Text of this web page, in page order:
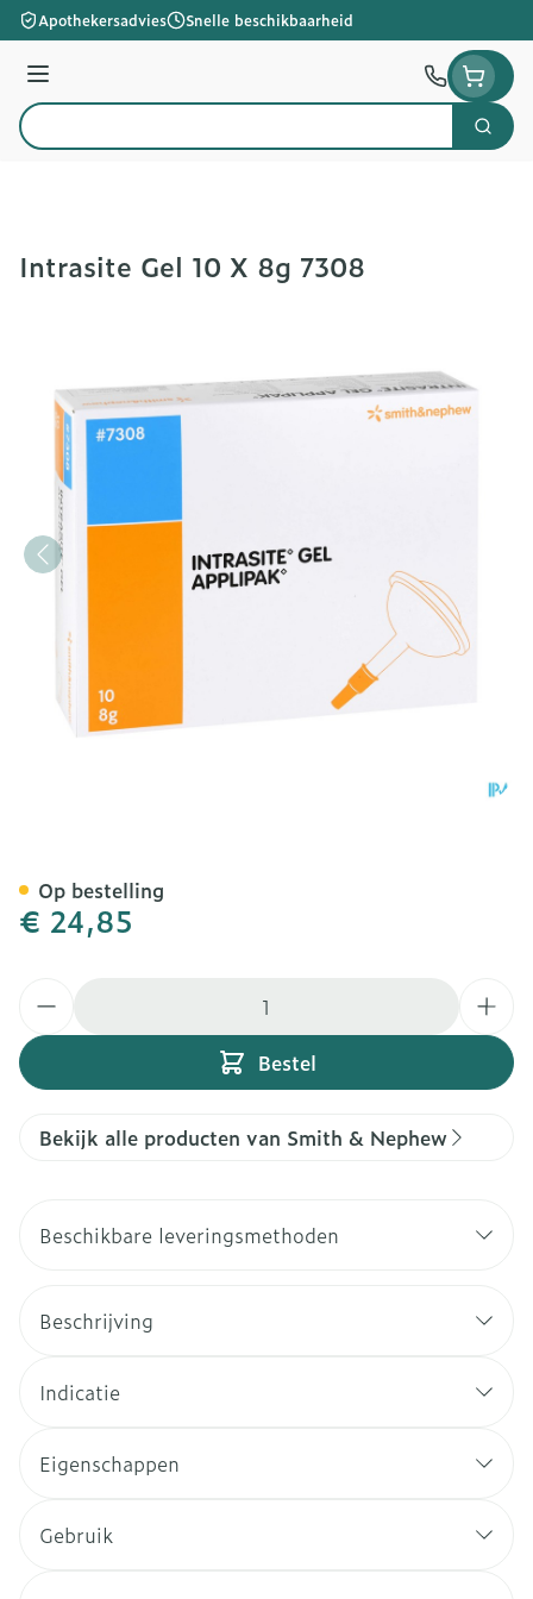
Ga naar de inhoud
Apothekersadvies Snelle beschikbaarheid
Menu
Product, merk, categorie...
Zoek
Intrasite Gel 10 X 8g 7308
€ 24,85
Bestel
Op bestelling
Bekijk alle producten van Smith & Nephew
Beschikbare leveringsmethoden
Beschrijving
Indicatie
Eigenschappen
Gebruik